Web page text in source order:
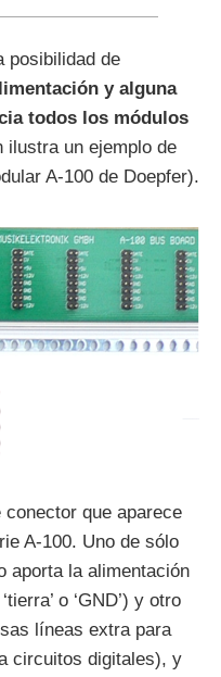
posibilidad de
y alguna
todos los módulos
ilustra un ejemplo de
A-100 de Doepfer).
que aparece
A-100. Uno de sólo
aporta la alimentación
o ‘GND’) y otro
líneas extra para
circuitos digitales), y